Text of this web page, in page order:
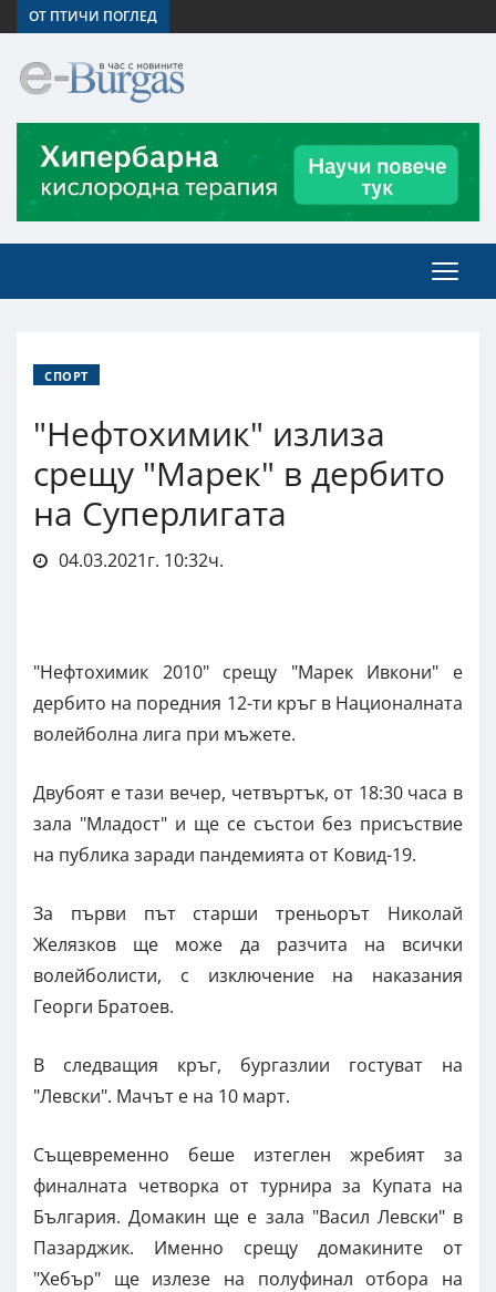
ОТ ПТИЧИ ПОГЛЕД
СПОРТ
"Нефтохимик" излиза
срещу "Марек" в дербито
на Суперлигата
04.03.2021г. 10:32ч.
"Нефтохимик 2010" срещу "Марек Ивкони" е
дербито на поредния 12-ти кръг в Националната
волейболна лига при мъжете.
Двубоят е тази вечер, четвъртък, от 18:30 часа в
зала "Младост" и ще се състои без присъствие
на публика заради пандемията от Kовид-19.
За първи път старши треньорът Николай
Желязков ще може да разчита на всички
волейболисти, с изключение на наказания
Георги Братоев.
В следващия кръг, бургазлии гостуват на
"Левски". Мачът е на 10 март.
Същевременно беше изтеглен жребият за
финалната четворка от турнира за Купата на
България. Домакин ще е зала "Васил Левски" в
Пазарджик. Именно срещу домакините от
"Хебър" ще излезе на полуфинал отбора на